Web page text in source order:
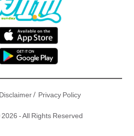
Disclaimer/ Privacy Policy
- All Rights Reserved